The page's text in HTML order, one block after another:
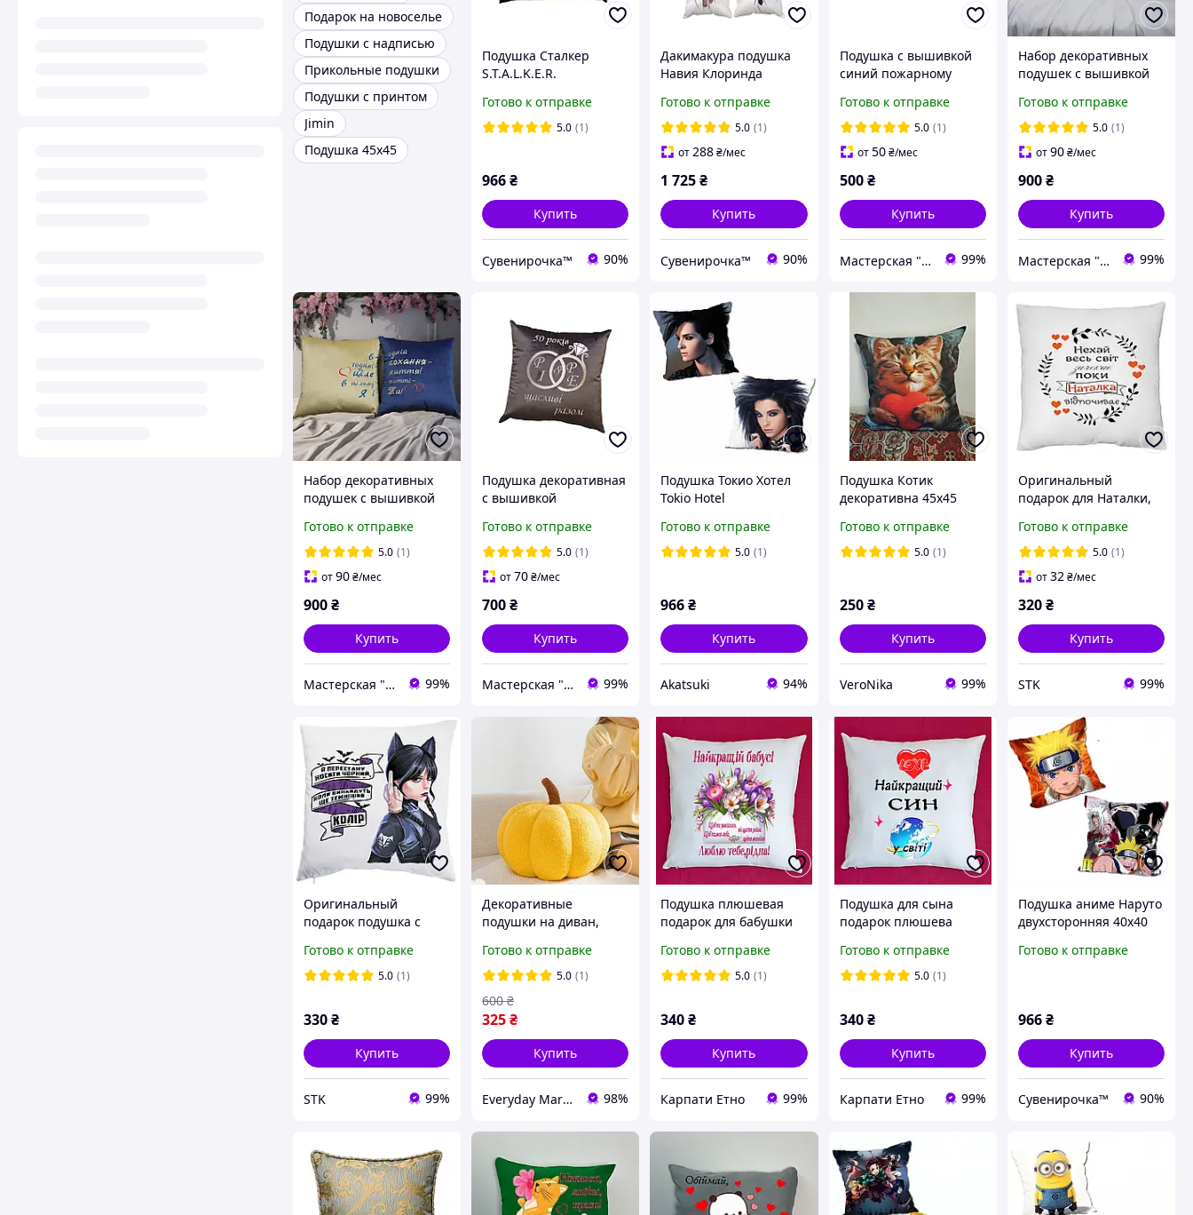
Подарок на новоселье
Подушки с надписью
Прикольные подушки
Подушки с принтом
Jimin
Подушка 45х45
Подушка Сталкер
S.T.A.L.K.E.R.
см (pp0054)
Готово к отправке
5.0 (1)
966₴
Купить
Сувенирочка™ 90%
Дакимакура подушка
Навия Клоринда
Genshin Impact
двухсторонняя 40х100
см (dk0259)
Готово к отправке
5.0 (1)
от288₴/мес
1 725₴
Купить
Сувенирочка™ 90%
Подушка с вышивкой
синий пожарному
Готово к отправке
5.0 (1)
от50 ₴/мес
500 ₴
Купить
Мастерская "Будет Шедевр" 99%
Набор декоративных
подушек c вышивкой
валентинка ukr 00293
Готово к отправке
5.0 (1)
от90₴/мес
900₴
Купить
Мастерская "Будет Шедевр" 99%
Набор декоративных
подушек c вышивкой
мужу валентинка ukr
03771-1
Готово к отправке
5.0 (1)
от90₴/мес
900₴
Купить
Мастерская "Будет Шедевр" 99%
Подушка декоративная
c вышивкой
годовщину свадьбы ukr
00140
Готово к отправке
5.0 (1)
от70₴/мес
700₴
Купить
Мастерская "Будет Шедевр" 99%
Подушка Токио Хотел
Tokio Hotel
см (p0215)
Готово к отправке
5.0 (1)
966₴
Купить
Akatsuki 94%
Подушка Котик
декоративна 45х45
Готово к отправке
5.0 (1)
250 ₴
Купить
VeroNika 99%
Оригинальный
подарок для Наталки,
Готово к отправке
5.0 (1)
от32 ₴/мес
320₴
Купить
STK 99%
Оригинальный
подарок подушка с
Венздей - 1
Готово к отправке
5.0 (1)
330₴
Купить
STK 99%
Декоративные
подушки на диван,
см в оранжевом цвете
Готово к отправке
5.0 (1)
325₴
600 ₴
Купить
Everyday Market 98%
Подушка плюшевая
подарок для бабушки
Готово к отправке
5.0 (1)
340₴
Купить
Карпати Етно 99%
Подушка для сына
подарок плюшева
Готово к отправке
5.0 (1)
340 ₴
Купить
Карпати Етно 99%
Подушка аниме Наруто
двухсторонняя 40х40
Готово к отправке
966₴
Купить
Сувенирочка™ 90%